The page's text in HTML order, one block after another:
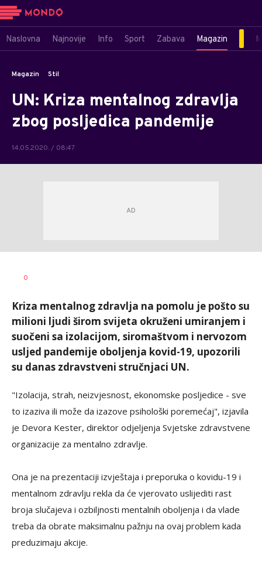
Naslovna Najnovije Info Sport Zabava Magazin
Magazin Stil
UN: Kriza mentalnog zdravlja
zbog posljedica pandemije
14.05.2020. / 08:47
AUTOR
0
Kriza mentalnog zdravlja na pomolu je pošto su
milioni ljudi širom svijeta okruženi umiranjem i
suočeni sa izolacijom, siromaštvom i nervozom
usljed pandemije oboljenja kovid-19, upozorili
su danas zdravstveni stručnjaci UN.
"Izolacija, strah, neizvjesnost, ekonomske posljedice - sve
to izaziva ili može da izazove psihološki poremećaj", izjavila
je Devora Kester, direktor odjeljenja Svjetske zdravstvene
organizacije za mentalno zdravlje.
Ona je na prezentaciji izvještaja i preporuka o kovidu-19 i
mentalnom zdravlju rekla da će vjerovato uslijediti rast
broja slučajeva i ozbiljnosti mentalnih oboljenja i da vlade
treba da obrate maksimalnu pažnju na ovaj problem kada
preduzimaju akcije.